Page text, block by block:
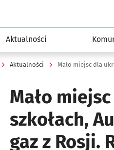
Aktualności
Aktualności
Mało
szkołach,
gaz z Rosji.